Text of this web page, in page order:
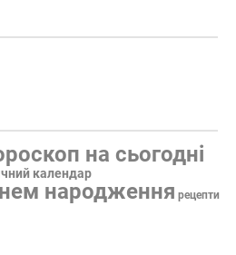
на сьогодні
календар
народження рецепти